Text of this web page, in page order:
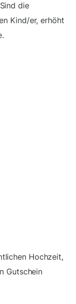
die
Kind/er, erhöht
Hochzeit,
Gutschein